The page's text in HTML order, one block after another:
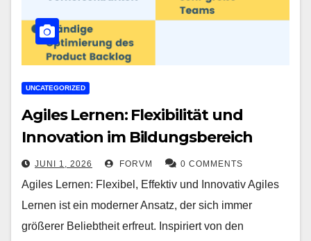
UNCATEGORIZED
Agiles Lernen: Flexibilität und
Innovation im Bildungsbereich
JUNI 1, 2026 FORVM 0 COMMENTS
Agiles Lernen: Flexibel, Effektiv und Innovativ Agiles
Lernen ist ein moderner Ansatz, der sich immer
größerer Beliebtheit erfreut. Inspiriert von den